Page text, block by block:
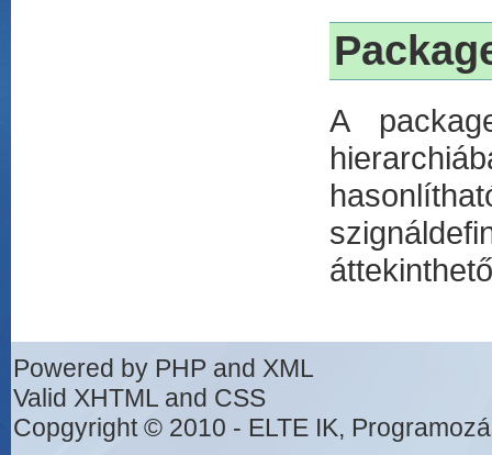
A
Powered by PHP and XML
Valid XHTML and CSS
Copgyright © 2010 - ELTE IK,